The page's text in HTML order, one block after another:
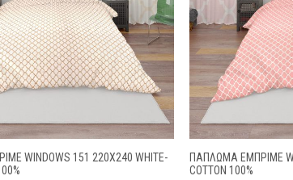
WINDOWS 151 220X240 WHITE-
ΠΑΠΛΩΜΑ ΕΜΠΡΙΜΕ
COTTON 100%